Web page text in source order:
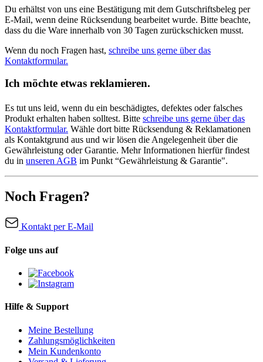
Du erhältst von uns eine Bestätigung mit dem Gutschriftsbeleg per
E-Mail, wenn deine Rücksendung bearbeitet wurde. Bitte beachte,
dass du die Ware innerhalb von 30 Tagen zurückschicken musst.
Wenn du noch Fragen hast, schreibe uns gerne über das
Kontaktformular.
Ich möchte etwas reklamieren.
Es tut uns leid, wenn du ein beschädigtes, defektes oder falsches
Produkt erhalten haben solltest. Bitte schreibe uns gerne über das
Kontaktformular. Wähle dort bitte Rücksendung & Reklamationen
als Kontaktgrund aus und wir lösen die Angelegenheit über die
Gewährleistung oder Garantie. Mehr Informationen hierfür findest
du in unseren AGB im Punkt “Gewährleistung & Garantie".
Noch Fragen?
Kontakt per E-Mail
Folge uns auf
Hilfe & Support
Meine Bestellung
Zahlungsmöglichkeiten
Mein Kundenkonto